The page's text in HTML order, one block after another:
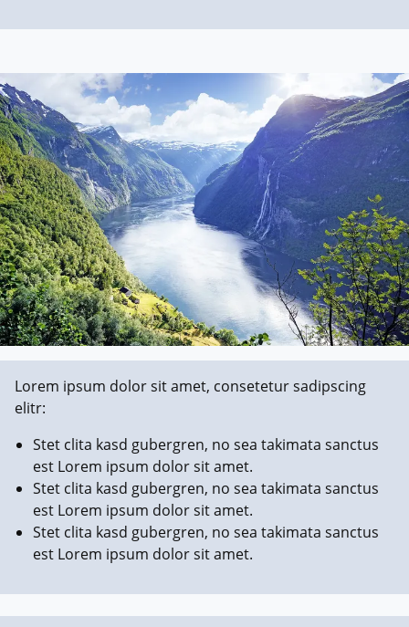
Lorem ipsum dolor sit amet, consetetur sadipscing
elitr:
Stet clita kasd gubergren, no sea takimata sanctus
est Lorem ipsum dolor sit amet.
Stet clita kasd gubergren, no sea takimata sanctus
est Lorem ipsum dolor sit amet.
Stet clita kasd gubergren, no sea takimata sanctus
est Lorem ipsum dolor sit amet.